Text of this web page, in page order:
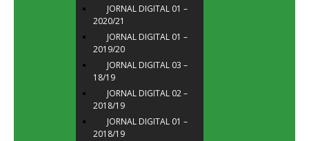
JORNAL DIGITAL 01 –
2020/21
JORNAL DIGITAL 01 –
2019/20
JORNAL DIGITAL 03 –
18/19
JORNAL DIGITAL 02 –
2018/19
JORNAL DIGITAL 01 –
2018/19